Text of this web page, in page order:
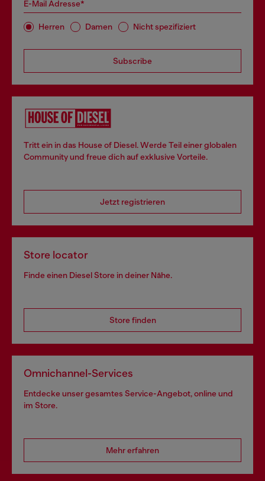
E-Mail Adresse*
Herren Damen Nicht spezifiziert
Subscribe
Tritt ein in das House of Diesel. Werde Teil einer globalen
Community und freue dich auf exklusive Vorteile.
Jetzt registrieren
Store locator
Finde einen Diesel Store in deiner Nähe.
Store finden
Omnichannel-Services
Entdecke unser gesamtes Service-Angebot, online und
im Store.
Mehr erfahren